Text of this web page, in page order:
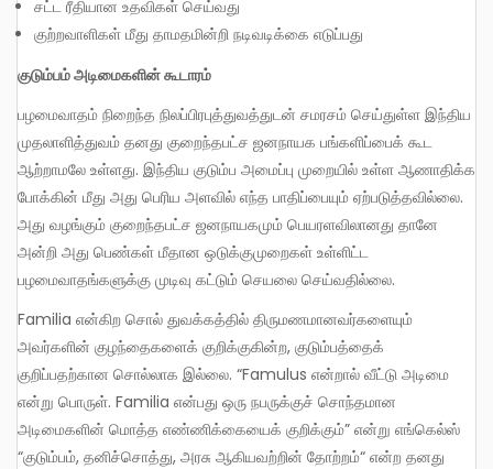
சட்ட ரீதியான உதவிகள் செய்வது
குற்றவாளிகள் மீது தாமதமின்றி நடிவடிக்கை எடுப்பது
குடும்பம் அடிமைகளின் கூடாரம்
பழமைவாதம் நிறைந்த நிலப்பிரபுத்துவத்துடன் சமரசம் செய்துள்ள இந்திய
முதலாளித்துவம் தனது குறைந்தபட்ச ஜனநாயக பங்களிப்பைக் கூட
ஆற்றாமலே உள்ளது. இந்திய குடும்ப அமைப்பு முறையில் உள்ள ஆணாதிக்க
போக்கின் மீது அது பெரிய அளவில் எந்த பாதிப்பையும் ஏற்படுத்தவில்லை.
அது வழங்கும் குறைந்தபட்ச ஜனநாயகமும் பெயரளவிலானது தானே
அன்றி அது பெண்கள் மீதான ஒடுக்குமுறைகள் உள்ளிட்ட
பழமைவாதங்களுக்கு முடிவு கட்டும் செயலை செய்வதில்லை.
Familia என்கிற சொல் துவக்கத்தில் திருமணமானவர்களையும்
அவர்களின் குழந்தைகளைக் குறிக்குகின்ற, குடும்பத்தைக்
குறிப்பதற்கான சொல்லாக இல்லை. “Famulus என்றால் வீட்டு அடிமை
என்று பொருள். Familia என்பது ஒரு நபருக்குச் சொந்தமான
அடிமைகளின் மொத்த எண்ணிக்கையைக் குறிக்கும்” என்று எங்கெல்ஸ்
“குடும்பம், தனிச்சொத்து, அரசு ஆகியவற்றின் தோற்றம்“ என்ற தனது